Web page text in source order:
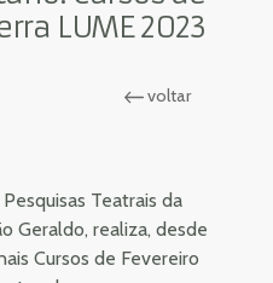
LUME 2023
voltar
Teatrais da
Geraldo, realiza, desde
Cursos de Fevereiro